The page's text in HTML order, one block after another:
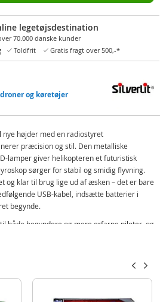
legetøjsdestination
70.000 danske kunder
Toldfrit Gratis fragt over 500,-*
og køretøjer
nye højder med en radiostyret
præcision og stil. Den metalliske
lamper giver helikopteren et futuristisk
sørger for stabil og smidig flyvning.
og klar til brug lige ud af æsken – det er bare
USB-kabel, indsætte batterier i
begynde.
både begyndere og mere erfarne piloter, og
flyve samtidigt uden forstyrrelser.